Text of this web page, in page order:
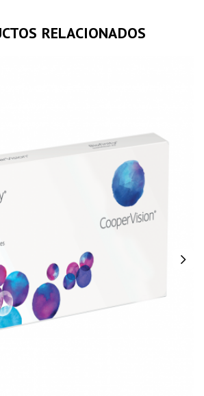
RELACIONADOS